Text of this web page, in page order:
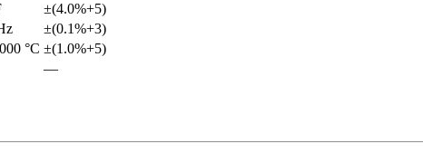
±(4.0%+5)
±(0.1%+3)
°C ±(1.0%+5)
—